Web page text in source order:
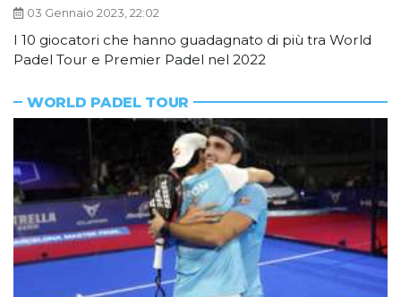
03 Gennaio 2023, 22:02
I 10 giocatori che hanno guadagnato di più tra World
Padel Tour e Premier Padel nel 2022
WORLD PADEL TOUR